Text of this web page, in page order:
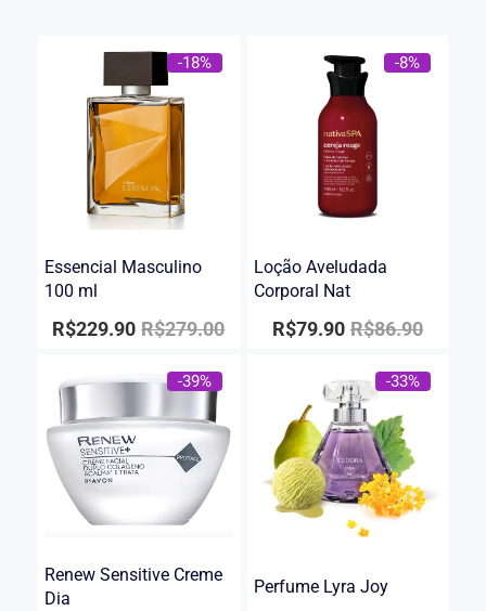
-18%
Essencial Masculino
100 ml
R$279.00
R$229.90
-8%
Loção Aveludada
Corporal Nat
R$86.90
R$79.90
-39%
Renew Sensitive Creme
Dia
-33%
Perfume Lyra Joy